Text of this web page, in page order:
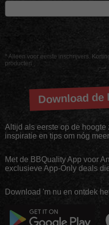
* Alleen voor eerste inschrijvers.
producten
Download
Altijd als eerste op de
inspiratie en tips om nóg
Met de BBQuality App voor
exclusieve App-Only deals
Download 'm nu en ontdek